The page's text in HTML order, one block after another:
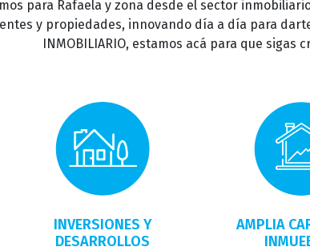
para Rafaela y zona desde el sector
y propiedades, innovando día a día para darte
INMOBILIARIO, estamos acá para que sigas
INVERSIONES Y
DESARROLLOS
AMPLIA